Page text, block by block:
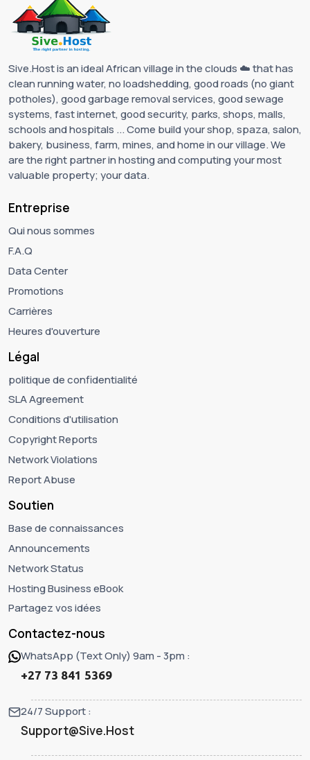
Sive.Host is an ideal African village in the clouds ☁️ that has
clean running water, no loadshedding, good roads (no giant
potholes), good garbage removal services, good sewage
systems, fast internet, good security, parks, shops, malls,
schools and hospitals ... Come build your shop, spaza, salon,
bakery, business, farm, mines, and home in our village. We
are the right partner in hosting and computing your most
valuable property; your data.
Entreprise
Qui nous sommes
F.A.Q
Data Center
Promotions
Carrières
Heures d'ouverture
Légal
politique de confidentialité
SLA Agreement
Conditions d'utilisation
Copyright Reports
Network Violations
Report Abuse
Soutien
Base de connaissances
Announcements
Network Status
Hosting Business eBook
Partagez vos idées
Contactez-nous
WhatsApp (Text Only) 9am - 3pm :
+27 73 841 5369
24/7 Support :
Support@Sive.Host